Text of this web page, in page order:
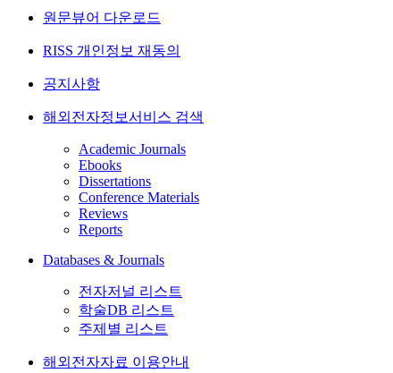
원문뷰어 다운로드
RISS 개인정보 재동의
공지사항
해외전자정보서비스 검색
Academic Journals
Ebooks
Dissertations
Conference Materials
Reviews
Reports
Databases & Journals
전자저널 리스트
학술DB 리스트
주제별 리스트
해외전자자료 이용안내